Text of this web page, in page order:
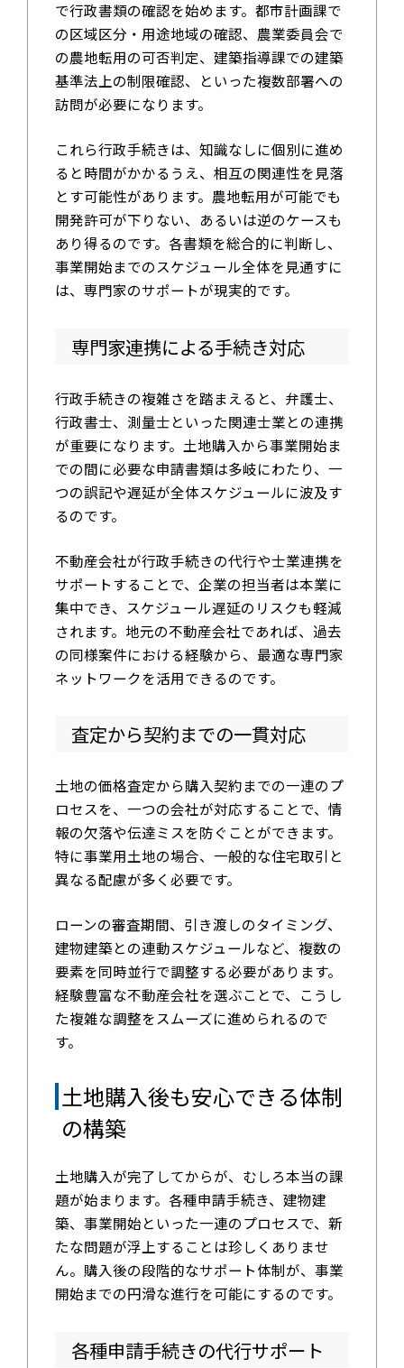
で行政書類の確認を始めます。都市計画課で
の区域区分・用途地域の確認、農業委員会で
の農地転用の可否判定、建築指導課での建築
基準法上の制限確認、といった複数部署への
訪問が必要になります。
これら行政手続きは、知識なしに個別に進め
ると時間がかかるうえ、相互の関連性を見落
とす可能性があります。農地転用が可能でも
開発許可が下りない、あるいは逆のケースも
あり得るのです。各書類を総合的に判断し、
事業開始までのスケジュール全体を見通すに
は、専門家のサポートが現実的です。
専門家連携による手続き対応
行政手続きの複雑さを踏まえると、弁護士、
行政書士、測量士といった関連士業との連携
が重要になります。土地購入から事業開始ま
での間に必要な申請書類は多岐にわたり、一
つの誤記や遅延が全体スケジュールに波及す
るのです。
不動産会社が行政手続きの代行や士業連携を
サポートすることで、企業の担当者は本業に
集中でき、スケジュール遅延のリスクも軽減
されます。地元の不動産会社であれば、過去
の同様案件における経験から、最適な専門家
ネットワークを活用できるのです。
査定から契約までの一貫対応
土地の価格査定から購入契約までの一連のプ
ロセスを、一つの会社が対応することで、情
報の欠落や伝達ミスを防ぐことができます。
特に事業用土地の場合、一般的な住宅取引と
異なる配慮が多く必要です。
ローンの審査期間、引き渡しのタイミング、
建物建築との連動スケジュールなど、複数の
要素を同時並行で調整する必要があります。
経験豊富な不動産会社を選ぶことで、こうし
た複雑な調整をスムーズに進められるので
す。
土地購入後も安心できる体制
の構築
土地購入が完了してからが、むしろ本当の課
題が始まります。各種申請手続き、建物建
築、事業開始といった一連のプロセスで、新
たな問題が浮上することは珍しくありませ
ん。購入後の段階的なサポート体制が、事業
開始までの円滑な進行を可能にするのです。
各種申請手続きの代行サポート